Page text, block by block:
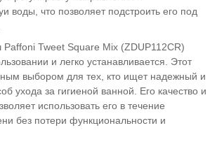
воды, что позволяет подстроить его под
Paffoni Tweet Square Mix (ZDUP112CR)
и легко устанавливается. Этот
выбором для тех, кто ищет надежный и
ухода за гигиеной ванной. Его качество и
использовать его в течение
без потери функциональности и